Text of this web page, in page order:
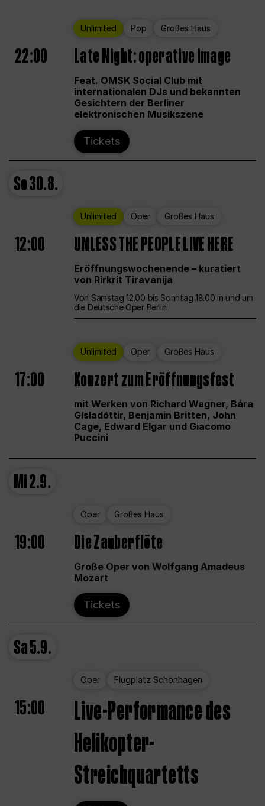
Unlimited Pop Großes Haus
22:00 Late Night: operative image
Feat. OMSK Social Club mit
internationalen DJs und bekannten
Gesichtern der Berliner
elektronischen Musikszene
Tickets
So30.8.
Unlimited Oper Großes Haus
12:00 UNLESS THE PEOPLE LIVE HERE
Eröffnungswochenende – kuratiert
von Rirkrit Tiravanija
Von Samstag 12.00 bis Sonntag 18.00 in und um
die Deutsche Oper Berlin
Unlimited Oper Großes Haus
17:00 Konzert zum Eröffnungsfest
mit Werken von Richard Wagner, Bára
Gísladóttir, Benjamin Britten, John
Cage, Edward Elgar und Giacomo
Puccini
Mi2.9.
Oper Großes Haus
19:00 Die Zauberflöte
Große Oper von Wolfgang Amadeus
Mozart
Tickets
Sa5.9.
Oper Flugplatz Schönhagen
15:00
Live-Performance des
Helikopter-
Streichquartetts